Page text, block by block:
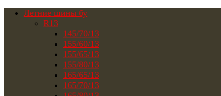
Летние шины бу
R13
145/70/13
155/60/13
155/65/13
155/80/13
165/65/13
165/70/13